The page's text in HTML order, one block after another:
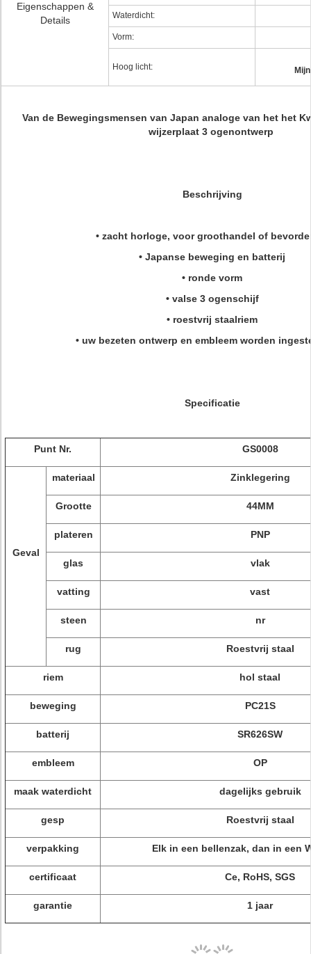
Eigenschappen &
Details
Waterdicht:
Vorm:
Hoog licht:
Van de Bewegingsmensen van Japan analoge van het het
wijzerplaat 3 ogenontwerp
Beschrijving
• zacht horloge, voor groothandel of
• Japanse beweging en batterij
• ronde vorm
• valse 3 ogenschijf
• roestvrij staalriem
• uw bezeten ontwerp en embleem worden
Specificatie
Punt Nr. GS0008
Geval
materiaal Zinklegering
Grootte 44MM
plateren PNP
glas vlak
vatting vast
steen nr
rug Roestvrij staal
riem hol staal
beweging PC21S
batterij SR626SW
embleem OP
maak waterdicht dagelijks gebruik
gesp Roestvrij staal
verpakking Elk in een bellenzak, dan in een
certificaat Ce, RoHS, SGS
garantie 1 jaar